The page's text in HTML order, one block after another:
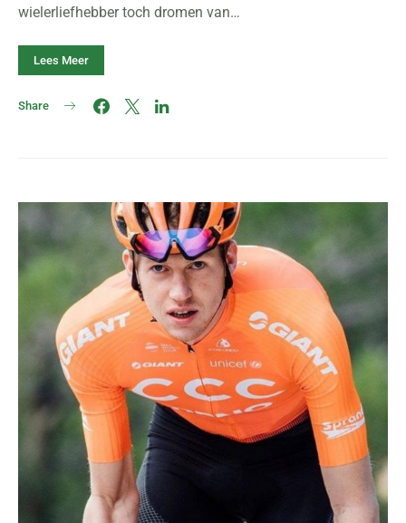
wielerliefhebber toch dromen van…
Lees Meer
Share